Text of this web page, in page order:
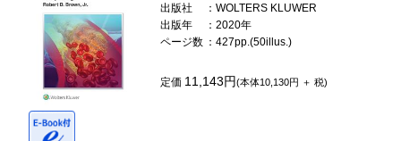
出版社
：WOLTERS KLUWER
出版年
：2020年
ページ数 ：427pp.(50illus.)
定価 11,143円(本体10,130円 ＋ 税)